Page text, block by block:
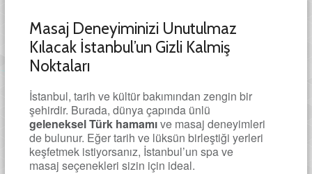
Masaj Deneyiminizi Unutulmaz
Kılacak İstanbul’un Gizli Kalmiş
Noktaları
İstanbul, tarih ve kültür bakımından zengin bir
şehirdir. Burada, dünya çapında ünlü
geleneksel Türk hamamıve masaj deneyimleri
de bulunur. Eğer tarih ve lüksün birleştiği yerleri
keşfetmek istiyorsanız, İstanbul’un spa ve
masaj seçenekleri sizin için ideal.